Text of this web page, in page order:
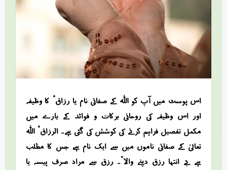
اس پوسٹ میں آپ کو اللہ کے صفاتی نام “یا رزاق” کا وظیفہ
اور اس وظیفہ کی روحانی برکات و فوائد کے بارے میں
مکمل تفصیل فراہم کرنے کی کوشش کی گئی ہے۔ “الرزاق” اللہ
تعالیٰ کے صفاتی ناموں میں سے ایک نام ہے، جس کا مطلب
ہے “بے انتہا رزق دینے والا”۔ رزق سے مراد صرف پیسہ یا